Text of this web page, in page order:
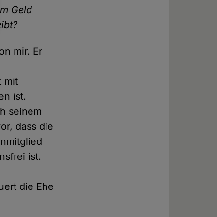
Geld
mir. Er
mit
ist.
seinem
dass die
ist.
die Ehe